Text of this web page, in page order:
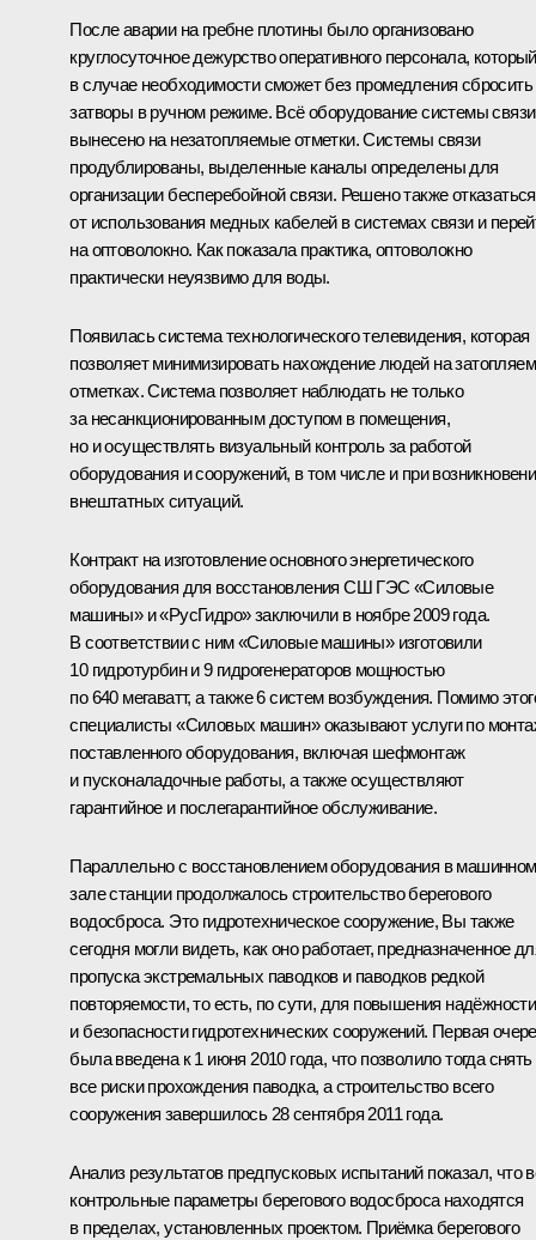
После аварии на гребне плотины было организовано
круглосуточное дежурство оперативного персонала, который
в случае необходимости сможет без промедления сбросить
затворы в ручном режиме. Всё оборудование системы связи
вынесено на незатопляемые отметки. Системы связи
продублированы, выделенные каналы определены для
организации бесперебойной связи. Решено также отказаться
от использования медных кабелей в системах связи и
на оптоволокно. Как показала практика, оптоволокно
практически неуязвимо для воды.
Появилась система технологического телевидения, которая
позволяет минимизировать нахождение людей на
отметках. Система позволяет наблюдать не только
за несанкционированным доступом в помещения,
но и осуществлять визуальный контроль за работой
оборудования и сооружений, в том числе и при
внештатных ситуаций.
Контракт на изготовление основного энергетического
оборудования для восстановления СШ ГЭС «Силовые
машины» и «РусГидро» заключили в ноябре 2009 года.
В соответствии с ним «Силовые машины» изготовили
10 гидротурбин и 9 гидрогенераторов мощностью
по 640 мегаватт, а также 6 систем возбуждения. Помимо
специалисты «Силовых машин» оказывают услуги по
поставленного оборудования, включая шефмонтаж
и пусконаладочные работы, а также осуществляют
гарантийное и послегарантийное обслуживание.
Параллельно с восстановлением оборудования в машинном
зале станции продолжалось строительство берегового
водосброса. Это гидротехническое сооружение, Вы также
сегодня могли видеть, как оно работает, предназначенное
пропуска экстремальных паводков и паводков редкой
повторяемости, то есть, по сути, для повышения надёжности
и безопасности гидротехнических сооружений. Первая
была введена к 1 июня 2010 года, что позволило тогда снять
все риски прохождения паводка, а строительство всего
сооружения завершилось 28 сентября 2011 года.
Анализ результатов предпусковых испытаний показал, что
контрольные параметры берегового водосброса находятся
в пределах, установленных проектом. Приёмка берегового